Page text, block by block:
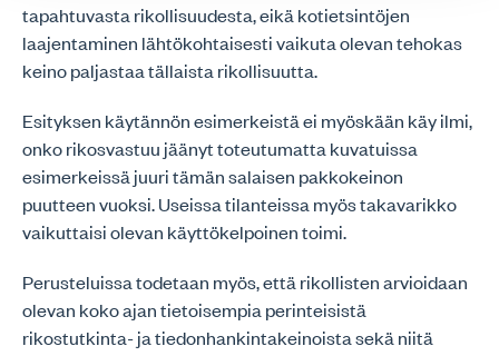
tapahtuvasta rikollisuudesta, eikä kotietsintöjen
laajentaminen lähtökohtaisesti vaikuta olevan tehokas
keino paljastaa tällaista rikollisuutta.
Esityksen käytännön esimerkeistä ei myöskään käy ilmi,
onko rikosvastuu jäänyt toteutumatta kuvatuissa
esimerkeissä juuri tämän salaisen pakkokeinon
puutteen vuoksi. Useissa tilanteissa myös takavarikko
vaikuttaisi olevan käyttökelpoinen toimi.
Perusteluissa todetaan myös, että rikollisten arvioidaan
olevan koko ajan tietoisempia perinteisistä
rikostutkinta- ja tiedonhankintakeinoista sekä niitä